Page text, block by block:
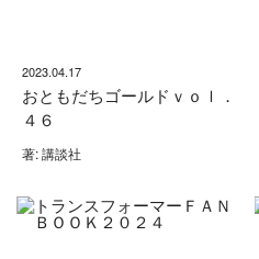
2023.04.17
おともだちゴールドｖｏｌ．
４６
著: 講談社